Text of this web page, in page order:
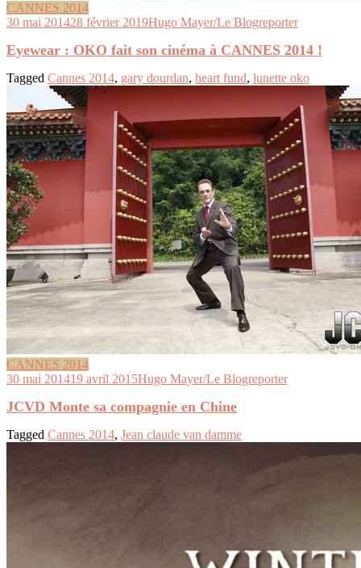
CANNES 2014
30 mai 201428 février 2019Hugo Mayer/Le Blogreporter
Eyewear : OKO fait son cinéma à CANNES 2014 !
Tagged Cannes 2014, gary dourdan, heart fund, lunette oko
CANNES 2014
30 mai 201419 avril 2015Hugo Mayer/Le Blogreporter
JCVD Monte sa compagnie en Chine
Tagged Cannes 2014, Jean claude van damme